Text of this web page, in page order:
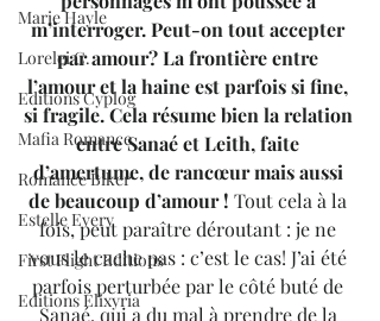
Marie Hayle
Lorelei C.
Editions Cyplog
Mafia Romance
Romance Biker
Estelle Every
First Flight Editions
Editions Elixyria
m’interroger. Peut-on tout accepter
par amour? La frontière entre
l’amour et la haine est parfois si fine,
si fragile. Cela résume bien la relation
entre Sanaé et Leith, faite
d’amertume, de rancœur mais aussi
de beaucoup d’amour ! Tout cela à la
fois, peut paraître déroutant : je ne
vous le cache pas : c’est le cas! J’ai été
parfois perturbée par le côté buté de
Sanaé, qui a du mal à prendre de la